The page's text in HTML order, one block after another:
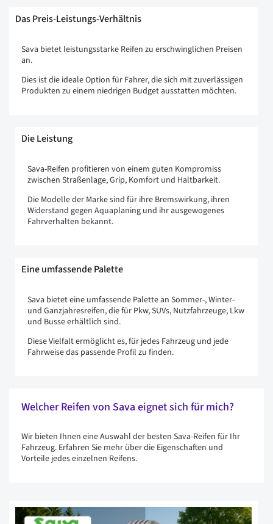
Das Preis-Leistungs-Verhältnis
Sava bietet leistungsstarke Reifen zu erschwinglichen Preisen
an.
Dies ist die ideale Option für Fahrer, die sich mit zuverlässigen
Produkten zu einem niedrigen Budget ausstatten möchten.
Die Leistung
Sava-Reifen profitieren von einem guten Kompromiss
zwischen Straßenlage, Grip, Komfort und Haltbarkeit.
Die Modelle der Marke sind für ihre Bremswirkung, ihren
Widerstand gegen Aquaplaning und ihr ausgewogenes
Fahrverhalten bekannt.
Eine umfassende Palette
Sava bietet eine umfassende Palette an Sommer-, Winter-
und Ganzjahresreifen, die für Pkw, SUVs, Nutzfahrzeuge, Lkw
und Busse erhältlich sind.
Diese Vielfalt ermöglicht es, für jedes Fahrzeug und jede
Fahrweise das passende Profil zu finden.
Welcher Reifen von Sava eignet sich für mich?
Wir bieten Ihnen eine Auswahl der besten Sava-Reifen für Ihr
Fahrzeug. Erfahren Sie mehr über die Eigenschaften und
Vorteile jedes einzelnen Reifens.